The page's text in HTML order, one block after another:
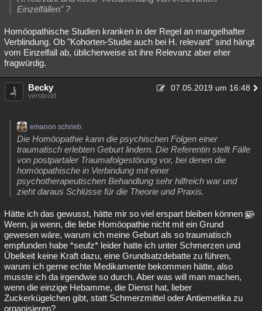
Einzelfällen" ?
Homöopathische Studien kranken in der Regel an mangelhafter
Verblindung. Ob "Kohorten-Studie auch bei H. relevant" sind hängt
vom Einzelfall ab, üblicherweise ist ihre Relevanz aber eher
fragwürdig.
Becky 07.05.2019 um 16:48
versteckt
emanon schrieb:
Die Homöopathie kann die psychischen Folgen einer
traumatisch erlebten Geburt lindern. Die Referentin stellt Fälle
von postpartaler Traumafolgestörung vor, bei denen die
homöopathische in Verbindung mit einer
psychotherapeutischen Behandlung sehr hilfreich war und
zieht daraus Schlüsse für die Theorie und Praxis.
Hätte ich das gewusst, hätte mir so viel erspart bleiben können
Wenn, ja wenn, die liebe Homöopathie nicht mit ein Grund
gewesen wäre, warum ich meine Geburt als so traumatisch
empfunden habe *seufz* leider hatte ich unter Schmerzen und
Übelkeit keine Kraft dazu, eine Grundsatzdebatte zu führen,
warum ich gerne echte Medikamente bekommen hätte, also
musste ich da irgendwie so durch. Aber was will man machen,
wenn die einzige Hebamme, die Dienst hat, lieber
Zuckerkügelchen gibt, statt Schmerzmittel oder Antiemetika zu
organisieren?